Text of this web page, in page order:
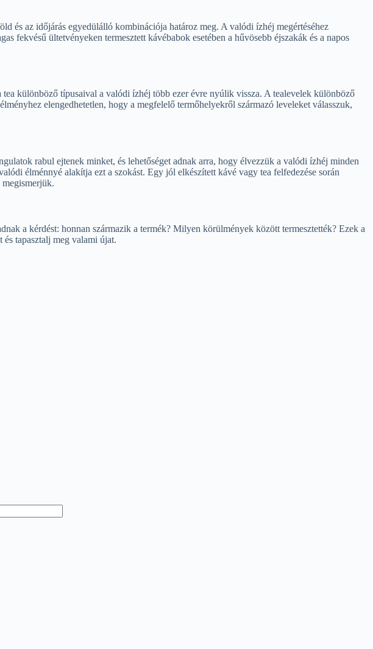
és az időjárás egyedülálló kombinációja határoz meg. A valódi ízhéj megértéséhez
fekvésű ültetvényeken termesztett kávébabok esetében a hűvösebb éjszakák és a napos
különböző típusaival a valódi ízhéj több ezer évre nyúlik vissza. A tealevelek különböző
elengedhetetlen, hogy a megfelelő termőhelyekről származó leveleket válasszuk,
rabul ejtenek minket, és lehetőséget adnak arra, hogy élvezzük a valódi ízhéj minden
élménnyé alakítja ezt a szokást. Egy jól elkészített kávé vagy tea felfedezése során
a kérdést: honnan származik a termék? Milyen körülmények között termesztették? Ezek a
tapasztalj meg valami újat.